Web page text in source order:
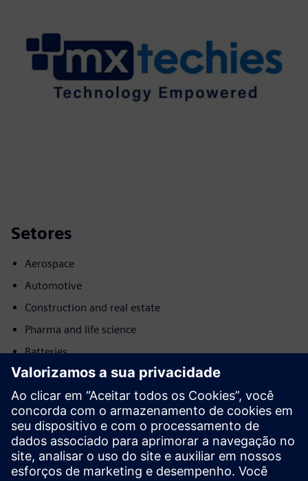
Setores
Aerospace
Automotive
Construction and real estate
Pharma and life science
Batteries
Movimento
Build
Expande ou baseia-se em um produto/solução do Siemens
Xcelerator ao criar um novo produto, ou cria uma nova
solução para o cliente via integração do produto Siemens